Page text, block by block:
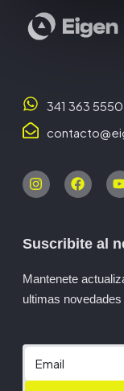
341 363 5550
Suscribite al
Mantenete
ultimas